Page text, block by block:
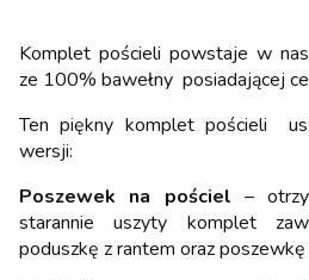
Komplet pościeli powstaje w
ze 100% bawełny posiadającej
Ten piękny komplet pościeli
wersji:
Poszewek na pościel –
starannie uszyty komplet
poduszkę z rantem oraz poszewkę